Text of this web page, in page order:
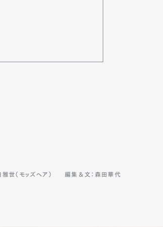
雅世（モッズヘア） 編集＆文：森田華代